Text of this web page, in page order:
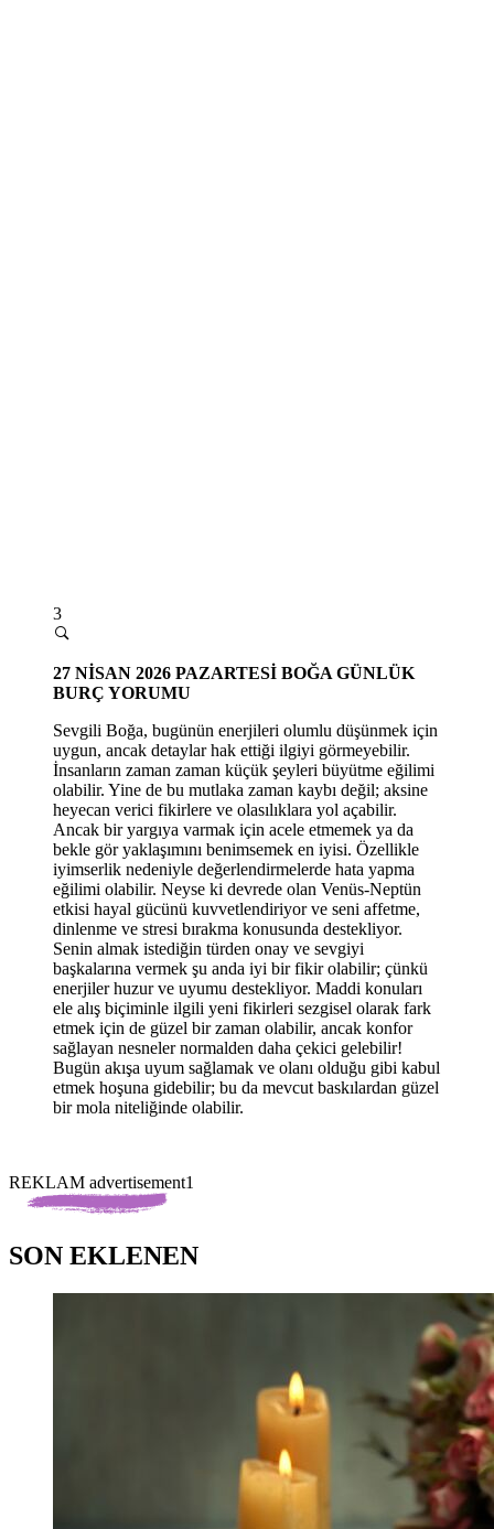
3
27 NİSAN 2026 PAZARTESİ BOĞA GÜNLÜK
BURÇ YORUMU
Sevgili Boğa, bugünün enerjileri olumlu düşünmek için
uygun, ancak detaylar hak ettiği ilgiyi görmeyebilir.
İnsanların zaman zaman küçük şeyleri büyütme eğilimi
olabilir. Yine de bu mutlaka zaman kaybı değil; aksine
heyecan verici fikirlere ve olasılıklara yol açabilir.
Ancak bir yargıya varmak için acele etmemek ya da
bekle gör yaklaşımını benimsemek en iyisi. Özellikle
iyimserlik nedeniyle değerlendirmelerde hata yapma
eğilimi olabilir. Neyse ki devrede olan Venüs-Neptün
etkisi hayal gücünü kuvvetlendiriyor ve seni affetme,
dinlenme ve stresi bırakma konusunda destekliyor.
Senin almak istediğin türden onay ve sevgiyi
başkalarına vermek şu anda iyi bir fikir olabilir; çünkü
enerjiler huzur ve uyumu destekliyor. Maddi konuları
ele alış biçiminle ilgili yeni fikirleri sezgisel olarak fark
etmek için de güzel bir zaman olabilir, ancak konfor
sağlayan nesneler normalden daha çekici gelebilir!
Bugün akışa uyum sağlamak ve olanı olduğu gibi kabul
etmek hoşuna gidebilir; bu da mevcut baskılardan güzel
bir mola niteliğinde olabilir.
REKLAM advertisement1
SON EKLENEN